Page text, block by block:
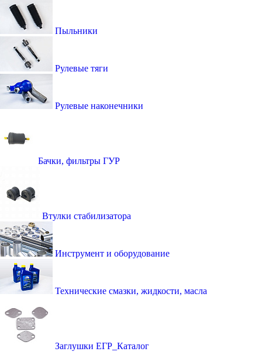
Пыльники
Рулевые тяги
Рулевые наконечники
Бачки, фильтры ГУР
Втулки стабилизатора
Инструмент и оборудование
Технические смазки, жидкости, масла
Заглушки ЕГР_Каталог